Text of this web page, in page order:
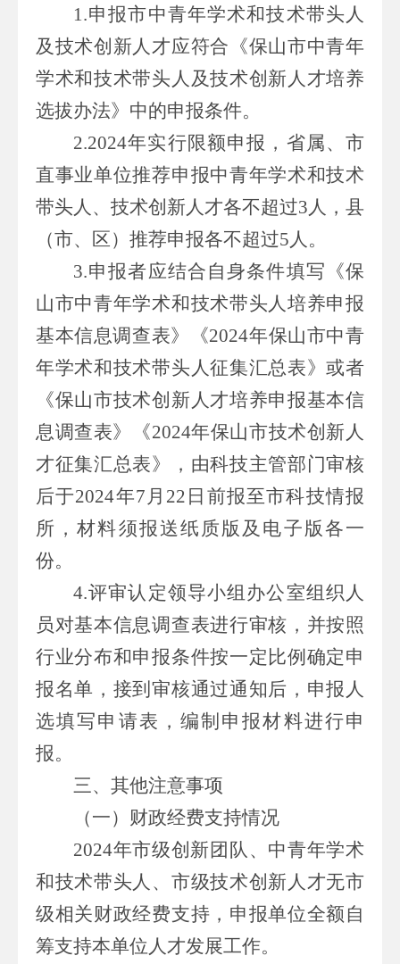
1.申报市中青年学术和技术带头人
及技术创新人才应符合《保山市中青年
学术和技术带头人及技术创新人才培养
选拔办法》中的申报条件。
2.2024年实行限额申报，省属、市
直事业单位推荐申报中青年学术和技术
带头人、技术创新人才各不超过3人，县
（市、区）推荐申报各不超过5人。
3.申报者应结合自身条件填写《保
山市中青年学术和技术带头人培养申报
基本信息调查表》
《2024年保山市中青
年学术和技术带头人征集汇总表》或者
《保山市技术创新人才培养申报基本信
息调查表》
《2024年保山市技术创新人
才征集汇总表》
，由科技主管部门审核
后于2024年7 月 22 日前报至市科技情报
所，材料须报送纸质版及电子版各一
份。
4.评审认定领导小组办公室组织人
员对基本信息调查表进行审核，并按照
行业分布和申报条件按一定比例确定申
报名单 ，接到审核通过通知后，申报人
选填写申请表，编制申报材料进行申
报。
三、其他注意事项
（一）财政经费支持情况
2024年市级创新团队、 中青年学术
和技术带头人 、 市级技术创新人才无市
级相关财政经费支持，申报单位全额自
筹支持本单位人才发展工作。